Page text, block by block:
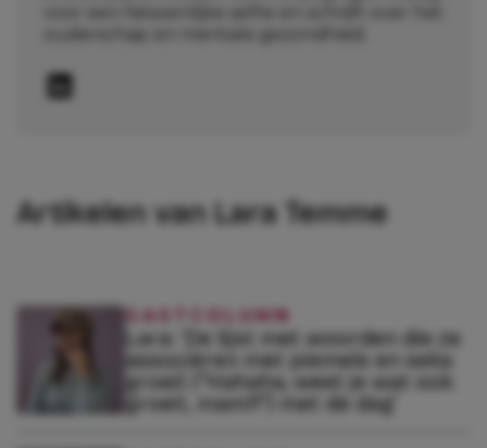
Artikelen van Lara Temme
GASTCOLUMN
Lara: ‘De lijst met woorden die ze
associëren met piemels en seks
groeit (“Hahaha, weet je wat ook
groeit, mam?!”) met de dag’